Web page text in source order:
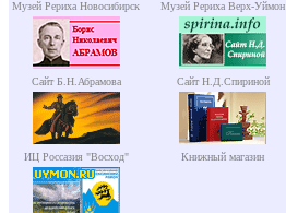
Музей Рериха Новосибирск Музей Рериха Верх-Уймон
Сайт Б.Н.Абрамова Сайт Н.Д.Спириной
ИЦ Россазия "Восход" Книжный магазин